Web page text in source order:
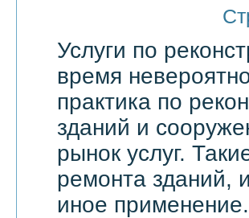
Услуги по
время
практика по
зданий и
рынок услуг.
ремонта зданий,
иное применение.